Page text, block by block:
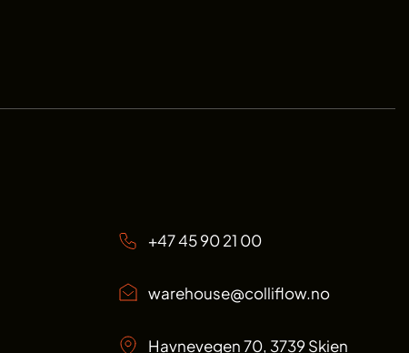
+47 45 90 21 00
warehouse@colliflow.no
Havnevegen 70, 3739 Skien